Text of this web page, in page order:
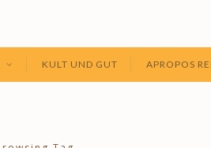
KULT UND GUT APROPOS